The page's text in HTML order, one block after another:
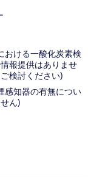
おける一酸化炭素検
報提供はありませ
検討ください)
感知器の有無につい
ん)